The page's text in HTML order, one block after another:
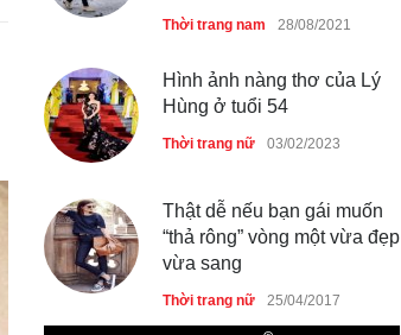
Thời trang nam 28/08/2021
Hình ảnh nàng thơ của Lý
Hùng ở tuổi 54
Thời trang nữ 03/02/2023
Thật dễ nếu bạn gái muốn
“thả rông” vòng một vừa đẹp
vừa sang
Thời trang nữ 25/04/2017